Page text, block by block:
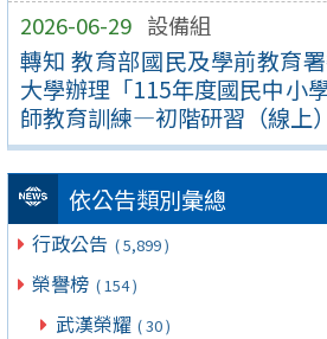
2026-06-29 設備組
轉知 教育部國民及學前教育
大學辦理「115年度國民中小
師教育訓練—初階研習（線上
依公告類別彙總
行政公告 ( 5,899 )
榮譽榜 ( 154 )
武漢榮耀 ( 30 )